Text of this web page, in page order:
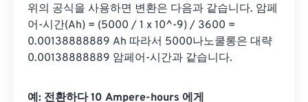
위의 공식을 사용하면 변환은 다음과 같습니다. 암페
어-시간(Ah) = (5000 / 1 x 10^-9) / 3600 =
0.00138888889 Ah 따라서 5000나노쿨롱은 대략
0.00138888889 암페어-시간과 같습니다.
예: 전환하다 10 Ampere-hours 에게